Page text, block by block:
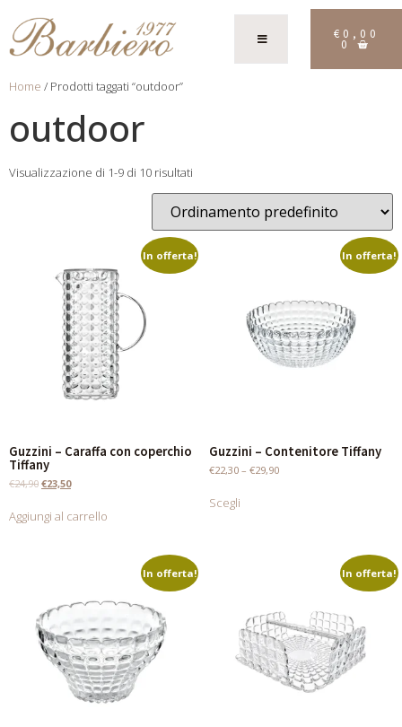
€ 0,00
0
Home / Prodotti taggati “outdoor”
outdoor
Visualizzazione di 1-9 di 10 risultati
In offerta!
Guzzini – Caraffa con coperchio
Tiffany
€24,90 €23,50
Aggiungi al carrello
In offerta!
Guzzini – Contenitore Tiffany
€22,30– €29,90
Scegli
In offerta! In offerta!